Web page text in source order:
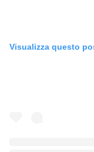
Visualizza questo